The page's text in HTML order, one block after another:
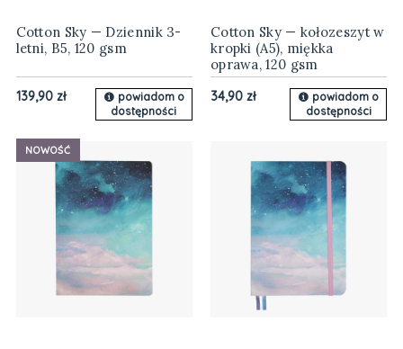
Cotton Sky — Dziennik 3-
letni, B5, 120 gsm
139,90 zł
powiadom o
dostępności
Cotton Sky — kołozeszyt w
kropki (A5), miękka
oprawa, 120 gsm
34,90 zł
powiadom o
dostępności
NOWOŚĆ